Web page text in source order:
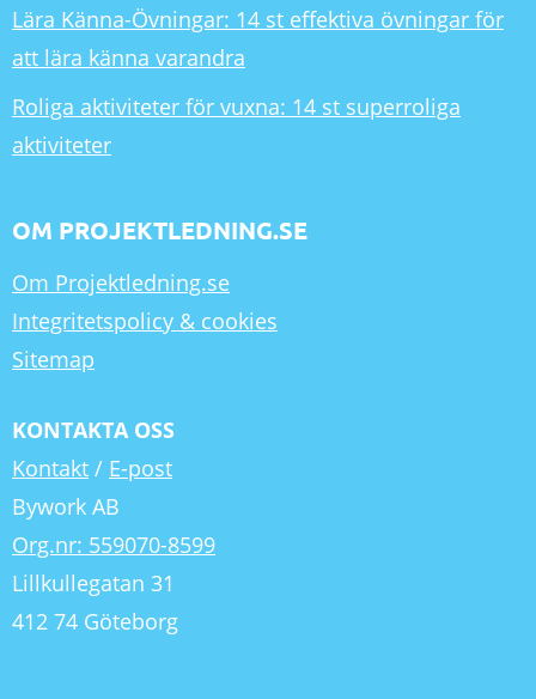
Lära Känna-Övningar: 14 st effektiva övningar för
att lära känna varandra
Roliga aktiviteter för vuxna: 14 st superroliga
aktiviteter
OM PROJEKTLEDNING.SE
Om Projektledning.se
Integritetspolicy & cookies
Sitemap
KONTAKTA OSS
Kontakt / E-post
Bywork AB
Org.nr: 559070-8599
Lillkullegatan 31
412 74 Göteborg